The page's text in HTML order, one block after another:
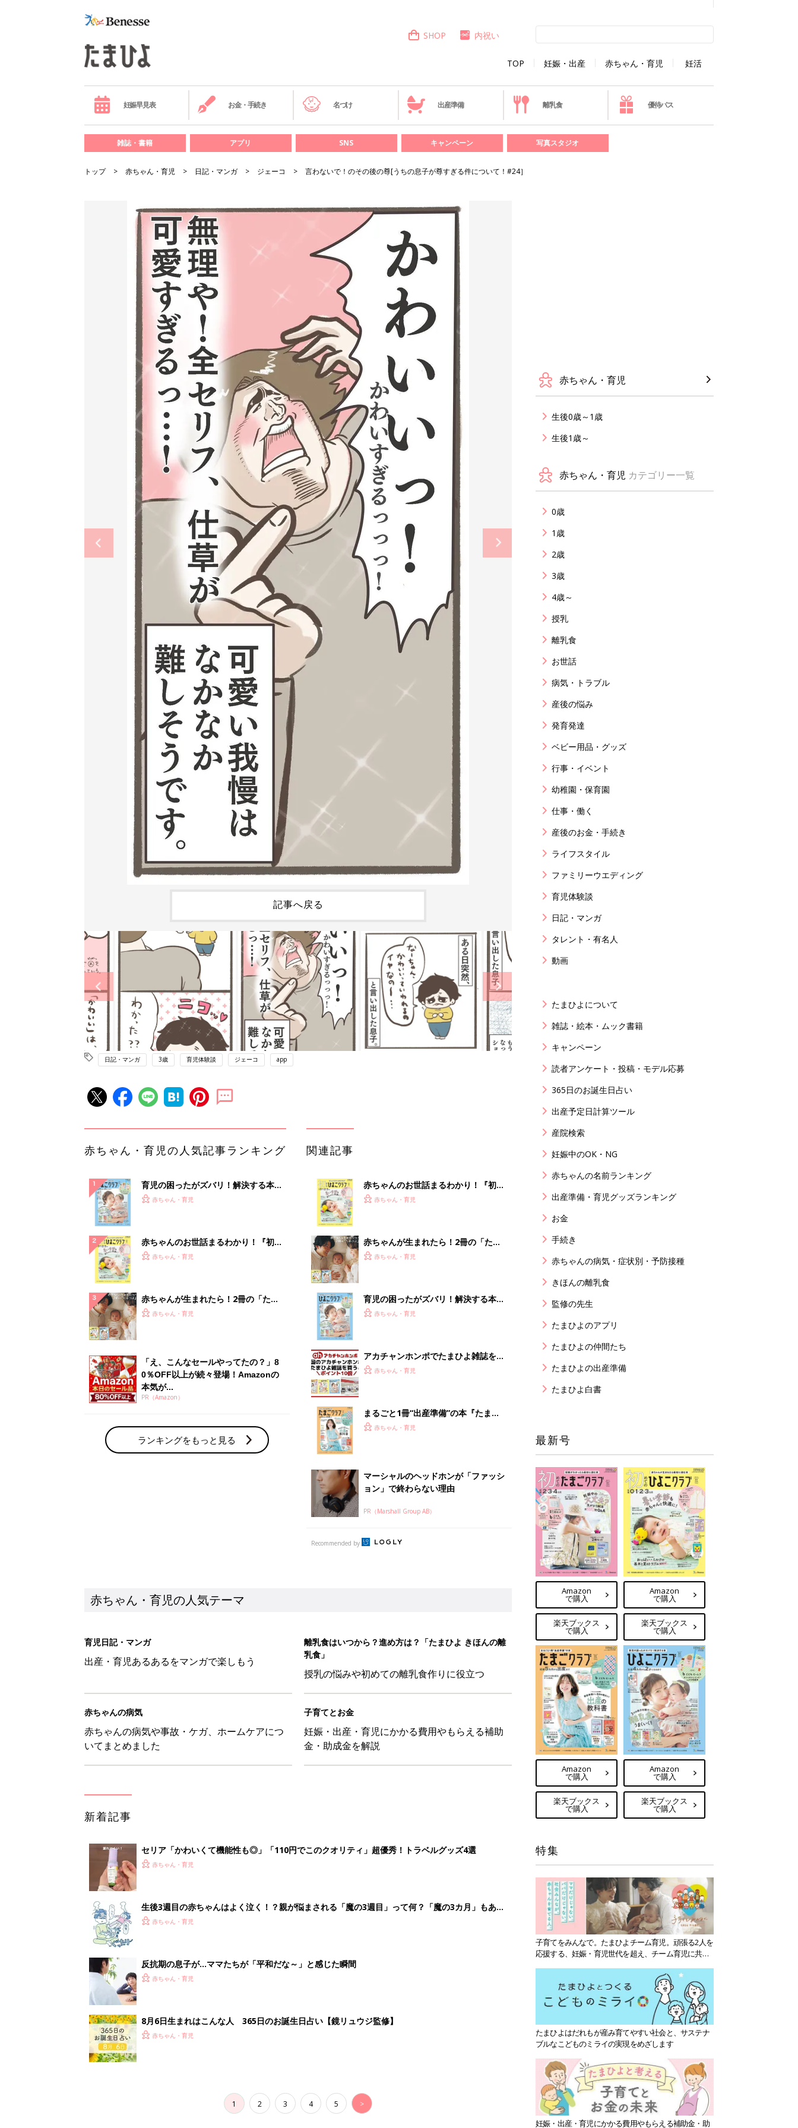
TOP 妊娠・出産 赤ちゃん・育児 妊活
SHOP 内祝い
妊娠早見表 お金・手続き 名づけ 出産準備 離乳食 優待パス
雑誌・書籍 アプリ SNS キャンペーン 写真スタジオ
トップ 赤ちゃん・育児 日記・マンガ ジェーコ 言わないで！のその後の尊[うちの息子が尊すぎる件について！#24］
記事へ戻る
日記・マンガ 3歳 育児体験談 ジェーコ app
赤ちゃん・育児の人気記事ランキング
育児の困ったがズバリ！解決する本
『ひよこクラブ 夏号』 4カ月～2才
赤ちゃん・育児
赤ちゃんのお世話まるわかり！『初め
てのひよこクラブ 夏号』〈巻頭大特
赤ちゃん・育児
赤ちゃんが生まれたら！2冊の「たま
ひよ」
赤ちゃん・育児
「え、こんなセールやってたの？」8
0％OFF以上が続々登場！Amazonの
本気が...
PR（Amazon）
ランキングをもっと見る
関連記事
赤ちゃんのお世話まるわかり！『初め
てのひよこクラブ 夏号』〈巻頭大特
赤ちゃん・育児
赤ちゃんが生まれたら！2冊の「たま
ひよ」
赤ちゃん・育児
育児の困ったがズバリ！解決する本
『ひよこクラブ 夏号』 4カ月～2才
赤ちゃん・育児
アカチャンホンポでたまひよ雑誌を買
うとポイント10倍【期間限定】
赤ちゃん・育児
まるごと1冊“出産準備”の本『たまご
クラブ 夏号』〈スペシャル大特集〉
赤ちゃん・育児
マーシャルのヘッドホンが「ファッシ
ョン」で終わらない理由
PR（Marshall Group AB）
Recommended by
赤ちゃん・育児の人気テーマ
育児日記・マンガ
出産・育児あるあるをマンガで楽しもう
離乳食はいつから？進め方は？「たまひよ きほんの離
乳食」
授乳の悩みや初めての離乳食作りに役立つ
赤ちゃんの病気
赤ちゃんの病気や事故・ケガ、ホームケアにつ
いてまとめました
子育てとお金
妊娠・出産・育児にかかる費用やもらえる補助
金・助成金を解説
新着記事
セリア「かわいくて機能性も◎」「110円でこのクオリティ」超優秀！トラベルグッズ4選
赤ちゃん・育児
生後3週目の赤ちゃんはよく泣く！？親が悩まされる「魔の3週目」って何？「魔の3カ月」もある
って本当？【専門家】
赤ちゃん・育児
反抗期の息子が...ママたちが「平和だな～」と感じた瞬間
赤ちゃん・育児
8月6日生まれはこんな人 365日のお誕生日占い【鏡リュウジ監修】
赤ちゃん・育児
1 2 3 4 5 >
赤ちゃん・育児
生後0歳～1歳
生後1歳～
赤ちゃん・育児 カテゴリー一覧
0歳
1歳
2歳
3歳
4歳～
授乳
離乳食
お世話
病気・トラブル
産後の悩み
発育発達
ベビー用品・グッズ
行事・イベント
幼稚園・保育園
仕事・働く
産後のお金・手続き
ライフスタイル
ファミリーウエディング
育児体験談
日記・マンガ
タレント・有名人
動画
たまひよについて
雑誌・絵本・ムック書籍
キャンペーン
読者アンケート・投稿・モデル応募
365日のお誕生日占い
出産予定日計算ツール
産院検索
妊娠中のOK・NG
赤ちゃんの名前ランキング
出産準備・育児グッズランキング
お金
手続き
赤ちゃんの病気・症状別・予防接種
きほんの離乳食
監修の先生
たまひよのアプリ
たまひよの仲間たち
たまひよの出産準備
たまひよ白書
最新号
Amazon
で購入
楽天ブックス
で購入
Amazon
で購入
楽天ブックス
で購入
Amazon
で購入
楽天ブックス
で購入
Amazon
で購入
楽天ブックス
で購入
特集
子育てをみんなで。たまひよチーム育児。頑張る2人を
応援する、妊娠・育児世代を超え、チーム育児に共感
たまひよはだれもが産み育てやすい社会と、サステナ
ブルなこどものミライの実現をめざします
妊娠・出産・育児にかかる費用やもらえる補助金・助